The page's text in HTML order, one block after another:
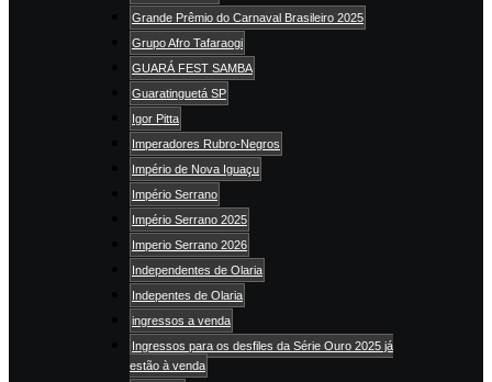
Grande Prêmio do Carnaval Brasileiro 2025
Grupo Afro Tafaraogi
GUARÁ FEST SAMBA
Guaratinguetá SP
Igor Pitta
Imperadores Rubro-Negros
Império de Nova Iguaçu
Império Serrano
Império Serrano 2025
Imperio Serrano 2026
Independentes de Olaria
Indepentes de Olaria
ingressos a venda
Ingressos para os desfiles da Série Ouro 2025 já
estão à venda